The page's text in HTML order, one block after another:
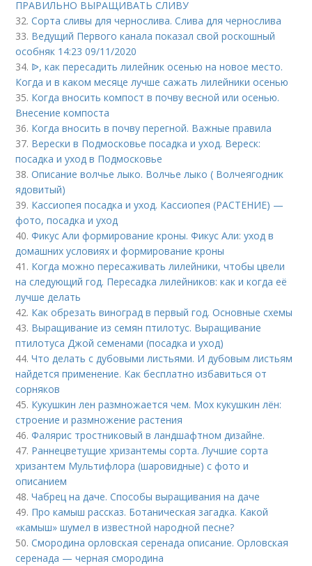
ПРАВИЛЬНО ВЫРАЩИВАТЬ СЛИВУ
32.Сорта сливы для чернослива. Слива для чернослива
33. Ведущий Первого канала показал свой роскошный
особняк 14:23 09/11/2020
34. ᐉ, как пересадить лилейник осенью на новое место.
Когда и в каком месяце лучше сажать лилейники осенью
35. Когда вносить компост в почву весной или осенью.
Внесение компоста
36. Когда вносить в почву перегной. Важные правила
37. Верески в Подмосковье посадка и уход. Вереск:
посадка и уход в Подмосковье
38.Описание волчье лыко. Волчье лыко ( Волчеягодник
ядовитый)
39. Кассиопея посадка и уход. Кассиопея (РАСТЕНИЕ) —
фото, посадка и уход
40.Фикус Али формирование кроны. Фикус Али: уход в
домашних условиях и формирование кроны
41. Когда можно пересаживать лилейники, чтобы цвели
на следующий год. Пересадка лилейников: как и когда её
лучше делать
42. Как обрезать виноград в первый год. Основные схемы
43. Выращивание из семян птилотус. Выращивание
птилотуса Джой семенами (посадка и уход)
44.Что делать с дубовыми листьями. И дубовым листьям
найдется применение. Как бесплатно избавиться от
сорняков
45. Кукушкин лен размножается чем. Мох кукушкин лён:
строение и размножение растения
46.Фалярис тростниковый в ландшафтном дизайне.
47. Раннецветущие хризантемы сорта. Лучшие сорта
хризантем Мультифлора (шаровидные) с фото и
описанием
48.Чабрец на даче. Способы выращивания на даче
49. Про камыш рассказ. Ботаническая загадка. Какой
«камыш» шумел в известной народной песне?
50.Смородина орловская серенада описание. Орловская
серенада — черная смородина